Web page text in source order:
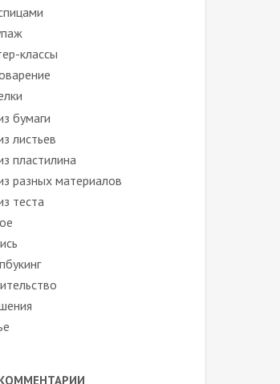
классы
бумаги
листьев
пластилина
разных материалов
теста